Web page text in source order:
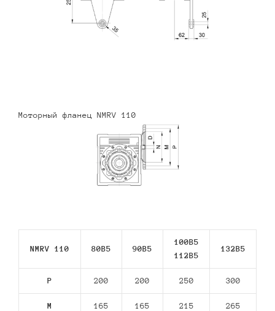
Моторный фланец NMRV 110
NMRV 110 80В5 90В5
100B5
112В5
132В5
P 200 200 250 300
M 165 165 215 265